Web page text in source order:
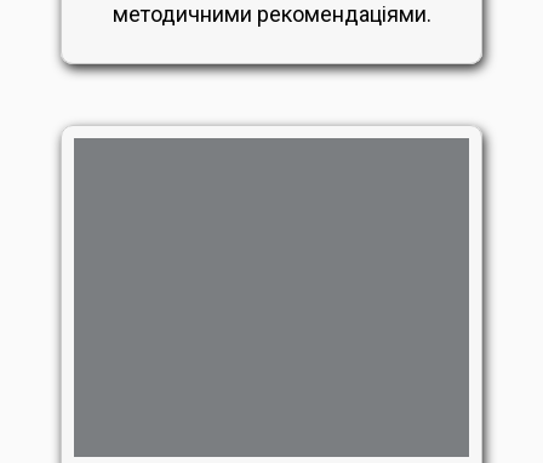
методичними рекомендаціями.